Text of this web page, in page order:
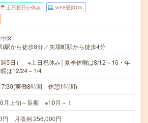
土日祝日が休み WEB登録OK
区
)駅から徒歩8分／矢場町駅から徒歩4分
週5日） ※土日祝休み│夏季休暇は8/12～16・年
は12/24～1/4
実働8時間 休憩1時間)
月上旬～長期 ※10月～！
円 月収例 256,000円